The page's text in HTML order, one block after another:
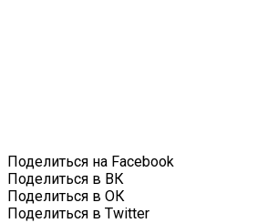
Поделиться на Facebook
Поделиться в ВК
Поделиться в ОК
Поделиться в Twitter